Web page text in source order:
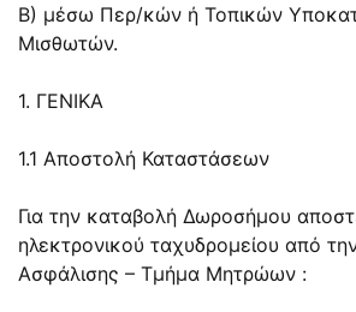
Β) μέσω Περ/κών ή Τοπικών
Μισθωτών.
1. ΓΕΝΙΚΑ
1.1 Αποστολή Καταστάσεων
Για την καταβολή Δωροσήμου
ηλεκτρονικού ταχυδρομείου από
Ασφάλισης – Τμήμα Μητρώων :